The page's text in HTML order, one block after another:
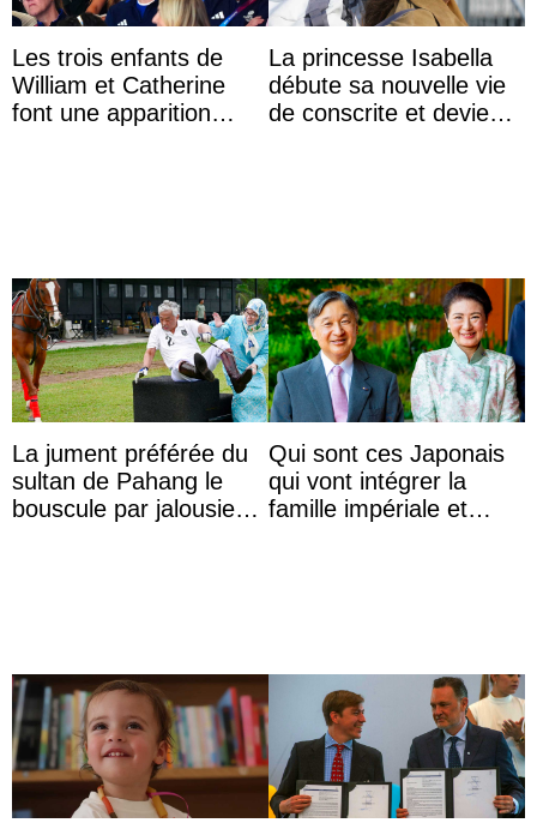
Les trois enfants de
William et Catherine
font une apparition
La princesse Isabella
débute sa nouvelle vie
de conscrite et devient
La jument préférée du
sultan de Pahang le
bouscule par jalousie
Qui sont ces Japonais
qui vont intégrer la
famille impériale et